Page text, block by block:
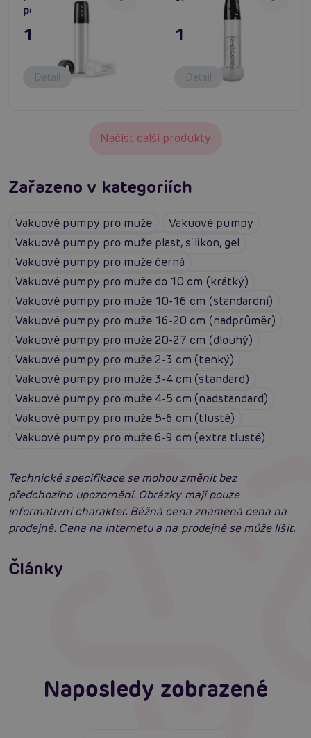
penis pumpa
1 895 Kč
Detail
1 695 Kč
Detail
Načíst další produkty
Zařazeno v kategoriích
Vakuové pumpy pro muže
Vakuové pumpy
Vakuové pumpy pro muže plast, silikon, gel
Vakuové pumpy pro muže černá
Vakuové pumpy pro muže do 10 cm (krátký)
Vakuové pumpy pro muže 10-16 cm (standardní)
Vakuové pumpy pro muže 16-20 cm (nadprůměr)
Vakuové pumpy pro muže 20-27 cm (dlouhý)
Vakuové pumpy pro muže 2-3 cm (tenký)
Vakuové pumpy pro muže 3-4 cm (standard)
Vakuové pumpy pro muže 4-5 cm (nadstandard)
Vakuové pumpy pro muže 5-6 cm (tlusté)
Vakuové pumpy pro muže 6-9 cm (extra tlusté)
Technické specifikace se mohou změnit bez
předchozího upozornění. Obrázky mají pouze
informativní charakter. Běžná cena znamená cena na
prodejně. Cena na internetu a na prodejně se může lišit.
Články
Erotická inteligence: Příručka Sexiomů
Číst více
Swingers party poprvé: Erotický ráj plný
extáze? Průvodce, který ti otevře dveře!
Naposledy zobrazené